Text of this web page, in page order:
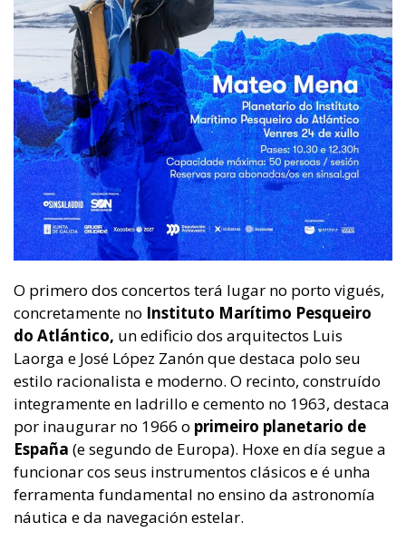
O primero dos concertos terá lugar no porto vigués,
concretamente no Instituto Marítimo Pesqueiro
do Atlántico, un edificio dos arquitectos Luis
Laorga e José López Zanón que destaca polo seu
estilo racionalista e moderno. O recinto, construído
integramente en ladrillo e cemento no 1963, destaca
por inaugurar no 1966 o primeiro planetario de
España (e segundo de Europa). Hoxe en día segue a
funcionar cos seus instrumentos clásicos e é unha
ferramenta fundamental no ensino da astronomía
náutica e da navegación estelar.